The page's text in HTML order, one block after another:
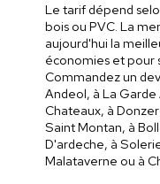
Le tarif dépend
bois ou PVC. La
aujourd'hui la
économies et pour
Commandez un
Andeol, à La Garde
Chateaux, à
Saint Montan, à
D'ardeche, à
Malataverne ou à